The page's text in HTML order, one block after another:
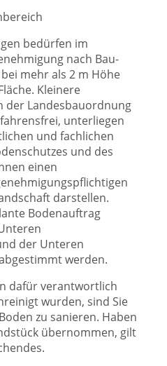
bedürfen im
nach Bau-
mehr als 2 m Höhe
Kleinere
der Landesbauordnung
unterliegen
und fachlichen
und des
einen
darstellen.
Bodenauftrag
der Unteren
werden.
dafür verantwortlich
wurden, sind Sie
zu sanieren. Haben
übernommen, gilt